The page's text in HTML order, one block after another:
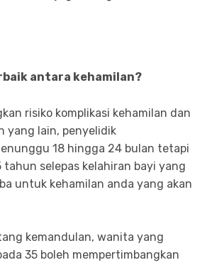
antara kehamilan?
risiko komplikasi kehamilan dan
yang lain, penyelidik
18 hingga 24 bulan tetapi
tahun selepas kelahiran bayi yang
untuk kehamilan anda yang akan
kemandulan, wanita yang
35 boleh mempertimbangkan